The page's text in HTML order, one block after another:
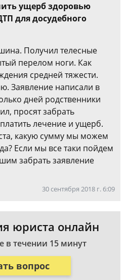
ущерб здоровью
для досудебного
Получил телесные
перелом ноги. Как
средней тяжести.
Заявление написали в
дней родственники
просят забрать
лечение и ущерб.
какую сумму мы можем
Если мы все таки пойдем
забрать заявление
30 сентября 2018 г. 6:09
юриста онлайн
в течении 15 минут
вопрос